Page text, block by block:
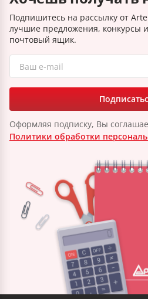
Подпишитесь на рассылку от
лучшие предложения, конкурсы
почтовый ящик.
Оформляя подписку, Вы
Политики обработки